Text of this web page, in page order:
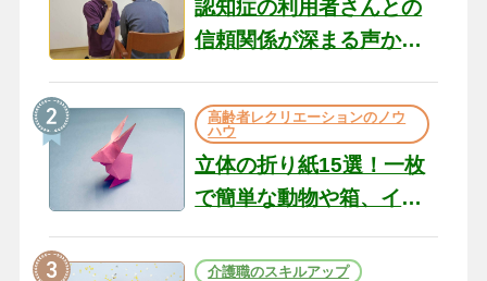
認知症の利用者さんとの
信頼関係が深まる声かけ
の現場から（22）
高齢者レクリエーションのノウ
ハウ
立体の折り紙15選！一枚
で簡単な動物や箱、イン
介護職のスキルアップ